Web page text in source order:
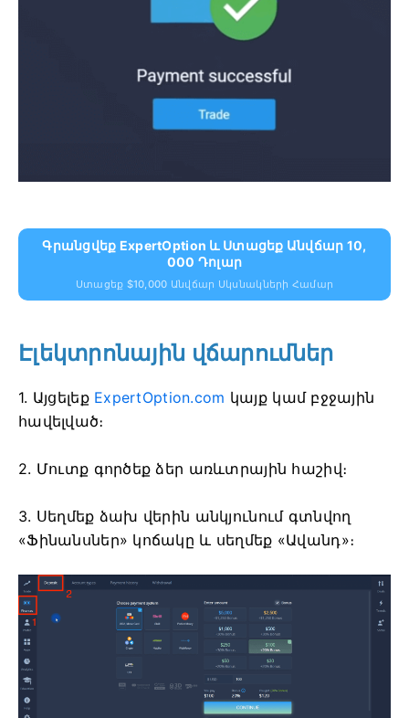
Գրանցվեք ExpertOption ԵՒ Ստացեք Անվճար 10,
000 Դոլար
Ստացեք $10,000 Անվճար Սկսնակների Համար
Էլեկտրոնային վճարումներ
1. Այցելեք ExpertOption.com կայք կամ բջջային
հավելված։
2. Մուտք գործեք ձեր առևտրային հաշիվ։
3. Սեղմեք ձախ վերին անկյունում գտնվող
«Ֆինանսներ» կոճակը և սեղմեք «Ավանդ»։